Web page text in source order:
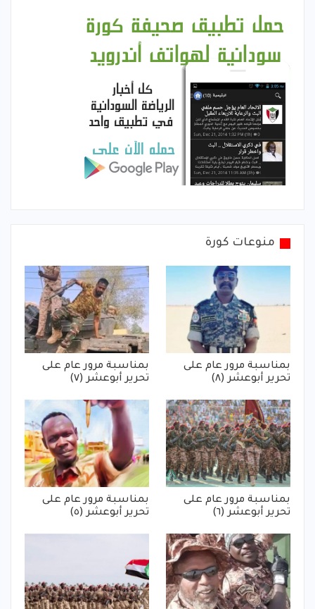
منوعات كورة
بمناسبة مرور عام على
تحرير أبوعشر (٨)
بمناسبة مرور عام على
تحرير أبوعشر (٧)
بمناسبة مرور عام على
تحرير أبوعشر (٦)
بمناسبة مرور عام على
تحرير أبوعشر (٥)